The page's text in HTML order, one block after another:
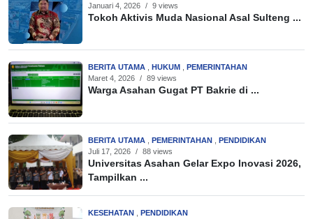
Januari 4, 2026 / 9 views
Tokoh Aktivis Muda Nasional Asal Sulteng ...
BERITA UTAMA HUKUM
PEMERINTAHAN
Maret 4, 2026 / 89 views
Warga Asahan Gugat PT Bakrie di ...
BERITA UTAMA PEMERINTAHAN
PENDIDIKAN
Juli 17, 2026 / 88 views
Universitas Asahan Gelar Expo Inovasi 2026,
Tampilkan ...
KESEHATAN PENDIDIKAN